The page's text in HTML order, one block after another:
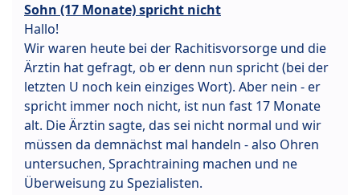
Sohn (17 Monate) spricht nicht
Hallo!
Wir waren heute bei der Rachitisvorsorge und die
Ärztin hat gefragt, ob er denn nun spricht (bei der
letzten U noch kein einziges Wort). Aber nein - er
spricht immer noch nicht, ist nun fast 17 Monate
alt. Die Ärztin sagte, das sei nicht normal und wir
müssen da demnächst mal handeln - also Ohren
untersuchen, Sprachtraining machen und ne
Überweisung zu Spezialisten.